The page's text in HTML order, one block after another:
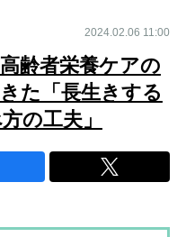
2024.02.06 11:00
齢者栄養ケアの
た「長生きする
の工夫」